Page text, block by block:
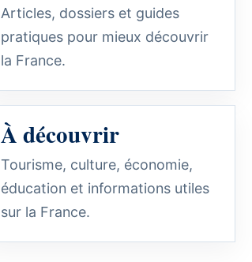
Articles, dossiers et guides
pratiques pour mieux découvrir
la France.
À découvrir
Tourisme, culture, économie,
éducation et informations utiles
sur la France.